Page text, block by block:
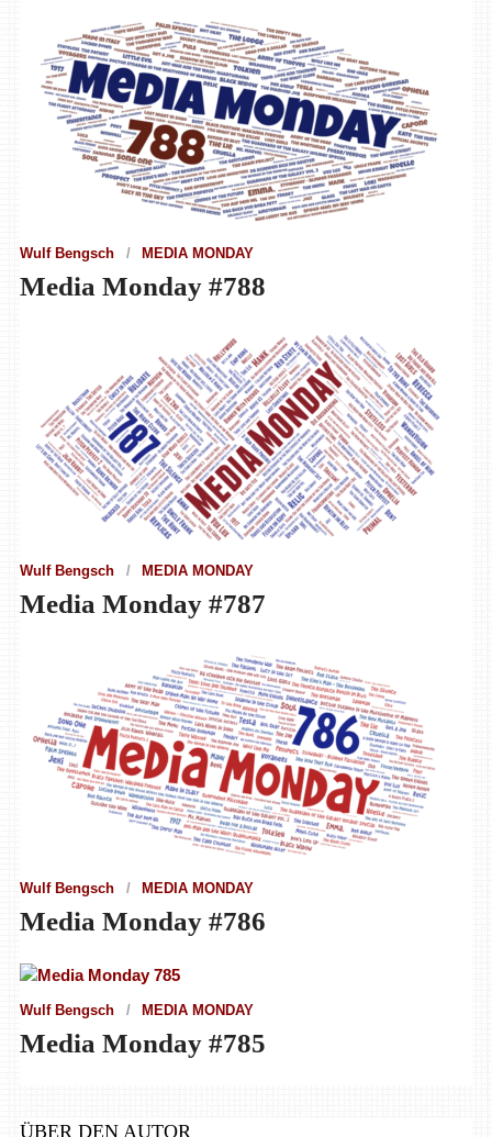
Wulf Bengsch MEDIA MONDAY
Media Monday #788
Wulf Bengsch MEDIA MONDAY
Media Monday #787
Wulf Bengsch MEDIA MONDAY
Media Monday #786
Wulf Bengsch MEDIA MONDAY
Media Monday #785
ÜBER DEN AUTOR